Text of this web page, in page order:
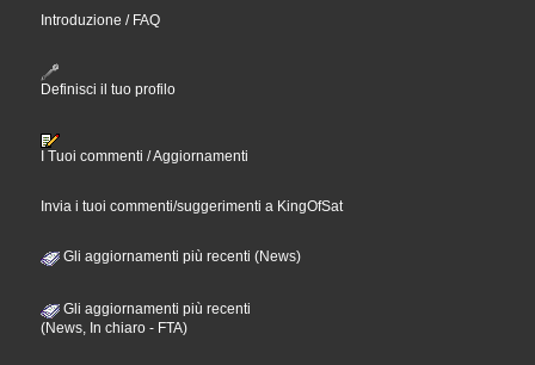
Introduzione / FAQ
Definisci il tuo profilo
I Tuoi commenti / Aggiornamenti
Invia i tuoi commenti/suggerimenti a KingOfSat
Gli aggiornamenti più recenti (News)
Gli aggiornamenti più recenti
(News, In chiaro - FTA)